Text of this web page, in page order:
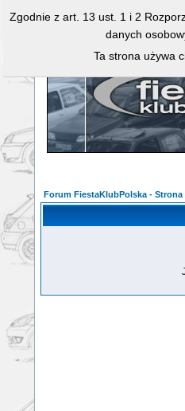
Forum FiestaKlubPolska - Strona
Zgodnie z art. 13 ust. 1 i 2
danych
Ta strona używa